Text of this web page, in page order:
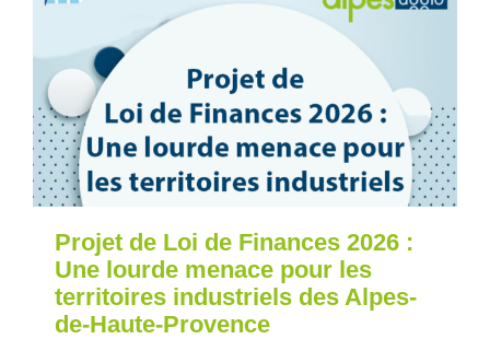
Projet de Loi de Finances 2026 :
Une lourde menace pour les
territoires industriels des Alpes-
de-Haute-Provence